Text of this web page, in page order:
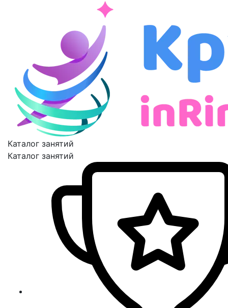
Каталог занятий
Каталог занятий